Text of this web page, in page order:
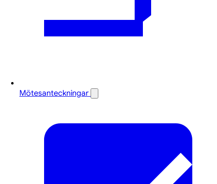
Mötesanteckningar